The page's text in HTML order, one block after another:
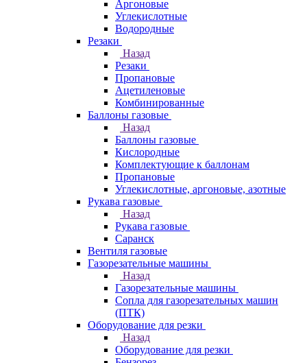
Аргоновые
Углекислотные
Водородные
Резаки
Назад
Резаки
Пропановые
Ацетиленовые
Комбинированные
Баллоны газовые
Назад
Баллоны газовые
Кислородные
Комплектующие к баллонам
Пропановые
Углекислотные, аргоновые, азотные
Рукава газовые
Назад
Рукава газовые
Саранск
Вентиля газовые
Газорезательные машины
Назад
Газорезательные машины
Сопла для газорезательных машин
(ПТК)
Оборудование для резки
Назад
Оборудование для резки